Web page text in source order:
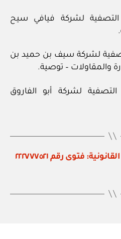
التصفية لشركة فيافي سيح
لشركة سيف بن حميد بن
والمقاولات – توصية.
لشركة أبو الفاروق
فتوى رقم ٢٢٢٧٧٧٥٢١